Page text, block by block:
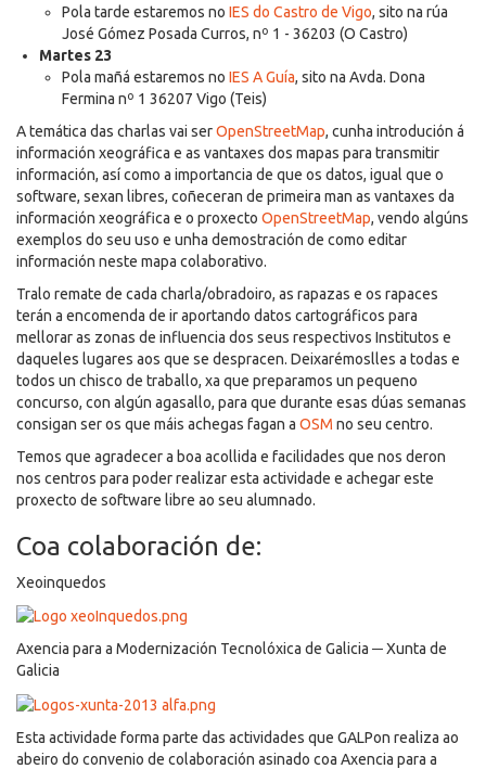
Pola tarde estaremos no IES do Castro de Vigo, sito na rúa
José Gómez Posada Curros, nº 1 - 36203 (O Castro)
Martes 23
Pola mañá estaremos no IES A Guía, sito na Avda. Dona
Fermina nº 1 36207 Vigo (Teis)
A temática das charlas vai serOpenStreetMap, cunha introdución á
información xeográfica e as vantaxes dos mapas para transmitir
información, así como a importancia de que os datos, igual que o
software, sexan libres, coñeceran de primeira man as vantaxes da
información xeográfica e o proxecto OpenStreetMap, vendo algúns
exemplos do seu uso e unha demostración de como editar
información neste mapa colaborativo.
Tralo remate de cada charla/obradoiro, as rapazas e os rapaces
terán a encomenda de ir aportando datos cartográficos para
mellorar as zonas de influencia dos seus respectivos Institutos e
daqueles lugares aos que se despracen. Deixarémoslles a todas e
todos un chisco de traballo, xa que preparamos un pequeno
concurso, con algún agasallo, para que durante esas dúas semanas
consigan ser os que máis achegas fagan a OSM no seu centro.
Temos que agradecer a boa acollida e facilidades que nos deron
nos centros para poder realizar esta actividade e achegar este
proxecto de software libre ao seu alumnado.
Coa colaboración de:
Xeoinquedos
Axencia para a Modernización Tecnolóxica de Galicia ─ Xunta de
Galicia
Esta actividade forma parte das actividades que GALPon realiza ao
abeiro do convenio de colaboración asinado coa Axencia para a